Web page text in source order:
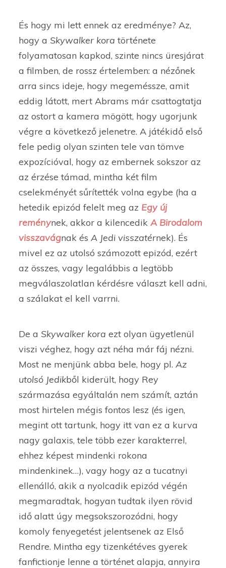
És hogy mi lett ennek az eredménye? Az,
hogy aSkywalker kora története
folyamatosan kapkod, szinte nincs üresjárat
a filmben, de rossz értelemben: a nézőnek
arra sincs ideje, hogy megeméssze, amit
eddig látott, mert Abrams már csattogtatja
az ostort a kamera mögött, hogy ugorjunk
végre a következő jelenetre. A játékidő első
fele pedig olyan szinten tele van tömve
expozícióval, hogy az embernek sokszor az
az érzése támad, mintha két film
cselekményét sűrítették volna egybe (ha a
hetedik epizód felelt meg az Egy új
reménynek, akkor a kilencedikA Birodalom
visszavágnak ésA Jedi visszatérnek). És
mivel ez az utolsó számozott epizód, ezért
az összes, vagy legalábbis a legtöbb
megválaszolatlan kérdésre választ kell adni,
a szálakat el kell varrni.
De aSkywalker kora ezt olyan ügyetlenül
viszi véghez, hogy azt néha már fáj nézni.
Most ne menjünk abba bele, hogy pl.Az
utolsó Jedikből kiderült, hogy Rey
származása egyáltalán nem számít, aztán
most hirtelen mégis fontos lesz (és igen,
megint ott tartunk, hogy itt van ez a kurva
nagy galaxis, tele több ezer karakterrel,
ehhez képest mindenki rokona
mindenkinek…), vagy hogy az a tucatnyi
ellenálló, akik a nyolcadik epizód végén
megmaradtak, hogyan tudtak ilyen rövid
idő alatt úgy megsokszorozódni, hogy
komoly fenyegetést jelentsenek az Első
Rendre. Mintha egy tizenkétéves gyerek
fanfictionje lenne a történet alapja, annyira